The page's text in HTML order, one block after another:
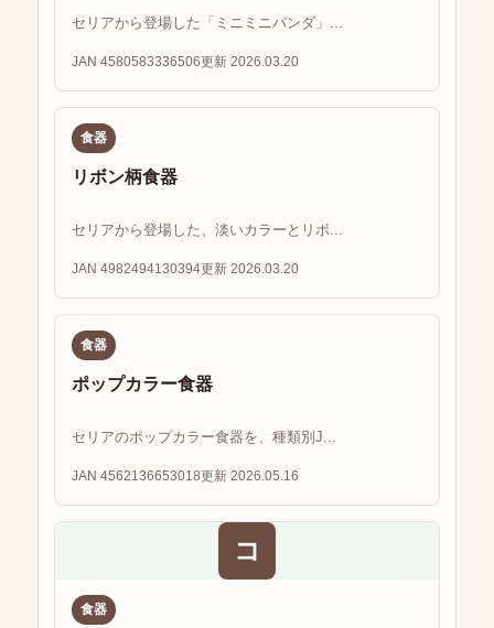
セリアから登場した「ミニミニパンダ」...
JAN 4580583336506更新 2026.03.20
食器
リボン柄食器
セリアから登場した、淡いカラーとリボ...
JAN 4982494130394更新 2026.03.20
食器
ポップカラー食器
セリアのポップカラー食器を、種類別J...
JAN 4562136653018更新 2026.05.16
コ
食器